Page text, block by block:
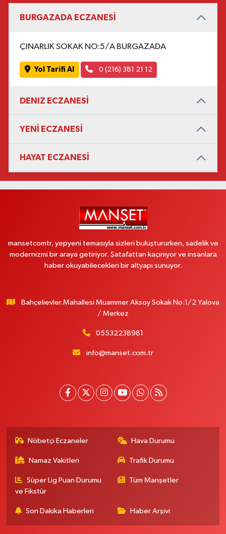
BURGAZADA ECZANESİ
ÇINARLIK SOKAK NO:5/A BURGAZADA
Yol Tarifi Al 0 (216) 381 21 12
DENIZ ECZANESİ
YENİ ECZANESİ
HAYAT ECZANESİ
mansetcomtr, yepyeni temasıyla sizleri buluştururken, sadelik ve
modernizmi bir araya getiriyor. Şatafattan kaçınıyor ve insanlara
haber okuyabilecekleri bir altyapı sunuyor.
Bahçelievler.Mahallesi Muammer Aksoy Sokak No:1/2 Yalova
/ Merkez
05532238981
info@manset.com.tr
Nöbetçi Eczaneler Hava Durumu
Namaz Vakitleri Trafik Durumu
Süper Lig Puan Durumu
ve Fikstür
Tüm Manşetler
Son Dakika Haberleri Haber Arşivi